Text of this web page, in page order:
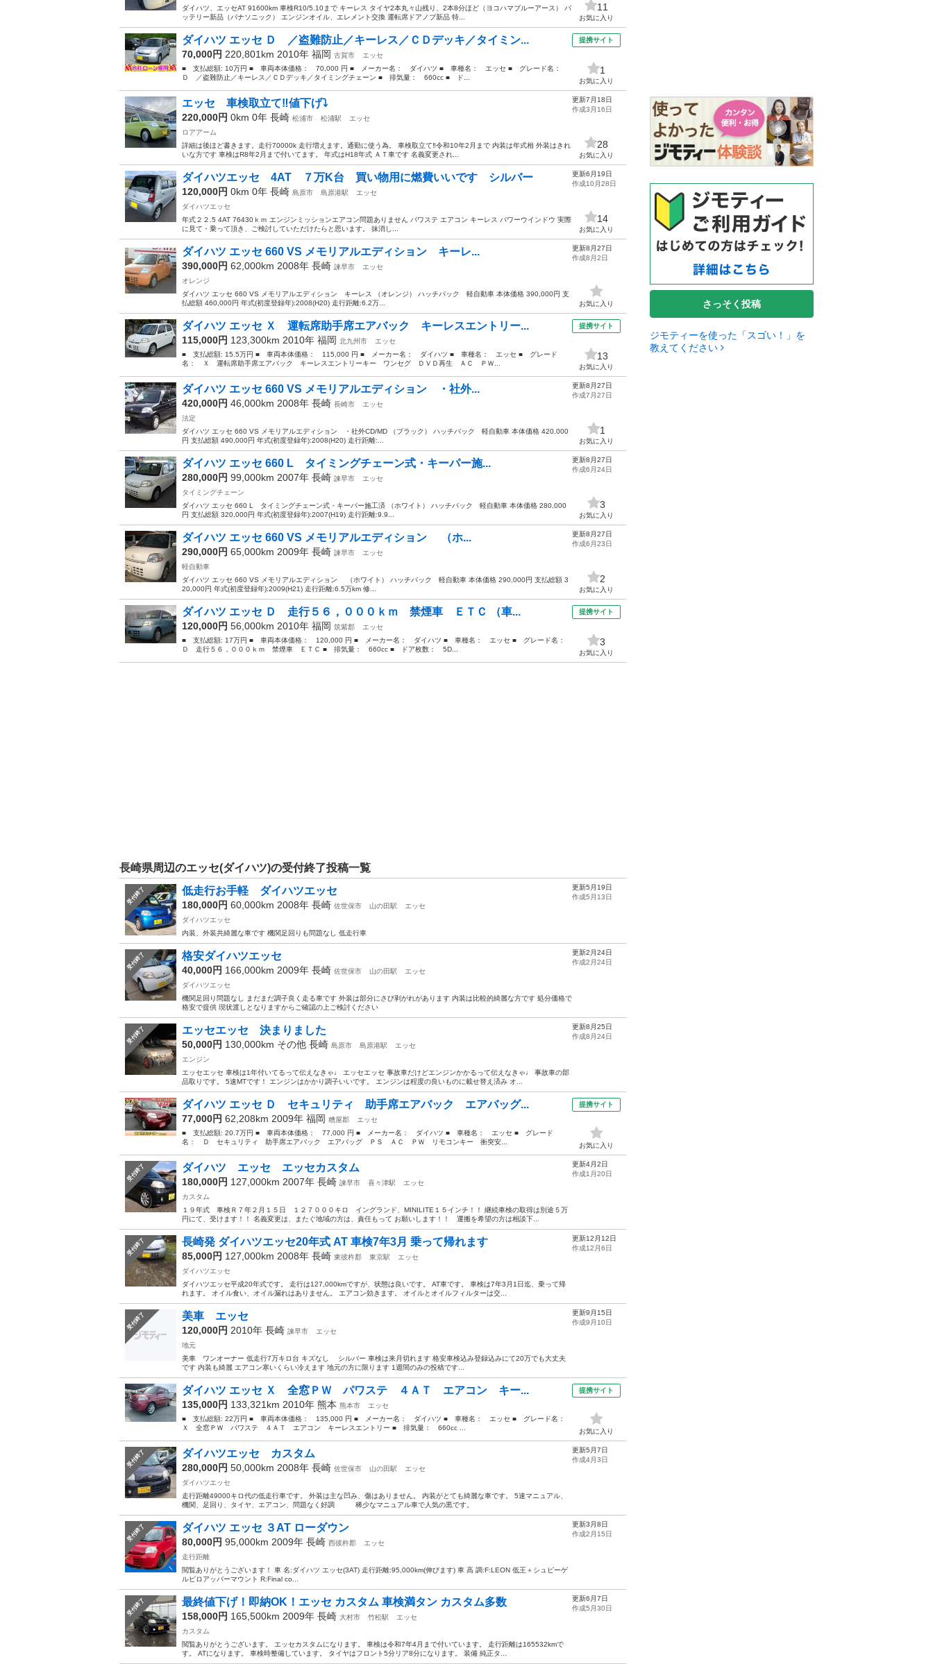
ダイハツ、エッセAT 91600km 車検R10/5.10まで キーレス タイヤ2本丸々山残り、2本8分ほど（ヨコハマブルーアース） バ
ッテリー新品（パナソニック） エンジンオイル、エレメント交換 運転席ドアノブ新品 特...
11
お気に入り
ダイハツ エッセ Ｄ ／盗難防止／キーレス／ＣＤデッキ／タイミン...
70,000円 220,801km 2010年 福岡 古賀市
エッセ
■ 支払総額: 10万円 ■ 車両本体価格： 70,000 円 ■ メーカー名： ダイハツ ■ 車種名： エッセ ■ グレード名：
Ｄ ／盗難防止／キーレス／ＣＤデッキ／タイミングチェーン ■ 排気量： 660cc ■ ド...
提携サイト
1
お気に入り
エッセ 車検取立て‼️値下げ⤵️
220,000円 0km 0年 長崎 松浦市 松浦駅
エッセ
ロアアーム
詳細は後ほど書きます。走行70000k 走行増えます。通勤に使う為。 車検取立て‼️令和10年2月まで 内装は年式相 外装はきれ
いな方です 車検はR8年2月まで付いてます。 年式はH18年式 ＡＴ車です 名義変更され...
更新7月18日
作成3月16日
28
お気に入り
ダイハツエッセ 4AT ７万K台 買い物用に燃費いいです シルバー
120,000円 0km 0年 長崎 島原市 島原港駅
エッセ
ダイハツエッセ
年式２２.5 4AT 76430ｋｍ エンジンミッションエアコン問題ありません パワステ エアコン キーレス パワーウインドウ 実際
に見て・乗って頂き、ご検討していただけたらと思います。 抹消し...
更新6月19日
作成10月28日
14
お気に入り
ダイハツ エッセ 660 VS メモリアルエディション キーレ...
390,000円 62,000km 2008年 長崎 諫早市
エッセ
オレンジ
ダイハツ エッセ 660 VS メモリアルエディション キーレス （オレンジ） ハッチバック 軽自動車 本体価格 390,000円 支
払総額 460,000円 年式(初度登録年):2008(H20) 走行距離:6.2万...
更新8月27日
作成8月2日
お気に入り
ダイハツ エッセ Ｘ 運転席助手席エアバック キーレスエントリー...
115,000円 123,300km 2010年 福岡 北九州市
エッセ
■ 支払総額: 15.5万円 ■ 車両本体価格： 115,000 円 ■ メーカー名： ダイハツ ■ 車種名： エッセ ■ グレード
名： Ｘ 運転席助手席エアバック キーレスエントリーキー ワンセグ ＤＶＤ再生 ＡＣ ＰＷ...
提携サイト
13
お気に入り
ダイハツ エッセ 660 VS メモリアルエディション ・社外...
420,000円 46,000km 2008年 長崎 長崎市
エッセ
法定
ダイハツ エッセ 660 VS メモリアルエディション ・社外CD/MD （ブラック） ハッチバック 軽自動車 本体価格 420,000
円 支払総額 490,000円 年式(初度登録年):2008(H20) 走行距離:...
更新8月27日
作成7月27日
1
お気に入り
ダイハツ エッセ 660 L タイミングチェーン式・キーパー施...
280,000円 99,000km 2007年 長崎 諫早市
エッセ
タイミングチェーン
ダイハツ エッセ 660 L タイミングチェーン式・キーパー施工済 （ホワイト） ハッチバック 軽自動車 本体価格 280,000
円 支払総額 320,000円 年式(初度登録年):2007(H19) 走行距離:9.9...
更新8月27日
作成6月24日
3
お気に入り
ダイハツ エッセ 660 VS メモリアルエディション （ホ...
290,000円 65,000km 2009年 長崎 諫早市
エッセ
軽自動車
ダイハツ エッセ 660 VS メモリアルエディション （ホワイト） ハッチバック 軽自動車 本体価格 290,000円 支払総額 3
20,000円 年式(初度登録年):2009(H21) 走行距離:6.5万km 修...
更新8月27日
作成6月23日
2
お気に入り
ダイハツ エッセ Ｄ 走行５６，０００ｋｍ 禁煙車 ＥＴＣ （車...
120,000円 56,000km 2010年 福岡 筑紫郡
エッセ
■ 支払総額: 17万円 ■ 車両本体価格： 120,000 円 ■ メーカー名： ダイハツ ■ 車種名： エッセ ■ グレード名：
Ｄ 走行５６，０００ｋｍ 禁煙車 ＥＴＣ ■ 排気量： 660cc ■ ドア枚数： 5D...
提携サイト
3
お気に入り
長崎県周辺のエッセ(ダイハツ)の受付終了投稿一覧
受付終了 低走行お手軽 ダイハツエッセ
180,000円 60,000km 2008年 長崎 佐世保市 山の田駅
エッセ
ダイハツエッセ
内装、外装共綺麗な車です 機関足回りも問題なし 低走行車
更新5月19日
作成5月13日
受付終了 格安ダイハツエッセ
40,000円 166,000km 2009年 長崎 佐世保市 山の田駅
エッセ
ダイハツエッセ
機関足回り問題なし まだまだ調子良く走る車です 外装は部分にさび剥がれがあります 内装は比較的綺麗な方です 処分価格で
格安で提供 現状渡しとなりますからご確認の上ご検討ください
更新2月24日
作成2月24日
受付終了 エッセエッセ 決まりました
50,000円 130,000km その他 長崎 島原市 島原港駅
エッセ
エンジン
エッセエッセ 車検は1年付いてるって伝えなきゃ♩ エッセエッセ 事故車だけどエンジンかかるって伝えなきゃ♩ 事故車の部
品取りです。 5速MTです！ エンジンはかかり調子いいです。 エンジンは程度の良いものに載せ替え済み オ...
更新8月25日
作成8月24日
ダイハツ エッセ Ｄ セキュリティ 助手席エアバック エアバッグ...
77,000円 62,208km 2009年 福岡 糟屋郡
エッセ
■ 支払総額: 20.7万円 ■ 車両本体価格： 77,000 円 ■ メーカー名： ダイハツ ■ 車種名： エッセ ■ グレード
名： Ｄ セキュリティ 助手席エアバック エアバッグ ＰＳ ＡＣ ＰＷ リモコンキー 衝突安...
提携サイト
お気に入り
受付終了 ダイハツ エッセ エッセカスタム
180,000円 127,000km 2007年 長崎 諫早市 喜々津駅
エッセ
カスタム
１９年式 車検Ｒ７年２月１５日 １２７０００キロ イングランド、MINILITE１５インチ！！ 継続車検の取得は別途５万
円にて、受けます！！ 名義変更は、またぐ地域の方は、責任もって お願いします！！ 運搬を希望の方は相談下...
更新4月2日
作成1月20日
受付終了 長崎発 ダイハツエッセ20年式 AT 車検7年3月 乗って帰れます
85,000円 127,000km 2008年 長崎 東彼杵郡 東京駅
エッセ
ダイハツエッセ
ダイハツエッセ平成20年式です。 走行は127,000kmですが、状態は良いです。 AT車です。 車検は7年3月1日迄、乗って帰
れます。 オイル食い、オイル漏れはありません。 エアコン効きます。 オイルとオイルフィルターは交...
更新12月12日
作成12月6日
受付終了 美車 エッセ
120,000円 2010年 長崎 諫早市
エッセ
地元
美車 ワンオーナー 低走行7万キロ台 キズなし シルバー 車検は来月切れます 格安車検込み登録込みにて20万でも大丈夫
です 内装も綺麗 エアコン寒いくらい冷えます 地元の方に限ります 1週間のみの投稿です...
更新9月15日
作成9月10日
ダイハツ エッセ Ｘ 全窓ＰＷ パワステ ４ＡＴ エアコン キー...
135,000円 133,321km 2010年 熊本 熊本市
エッセ
■ 支払総額: 22万円 ■ 車両本体価格： 135,000 円 ■ メーカー名： ダイハツ ■ 車種名： エッセ ■ グレード名：
Ｘ 全窓ＰＷ パワステ ４ＡＴ エアコン キーレスエントリー ■ 排気量： 660cc ...
提携サイト
お気に入り
受付終了 ダイハツエッセ カスタム
280,000円 50,000km 2008年 長崎 佐世保市 山の田駅
エッセ
ダイハツエッセ
走行距離49000キロ代の低走行車です。 外装は主な凹み、傷はありません。 内装がとても綺麗な車です。 5速マニュアル、
機関、足回り、タイヤ、エアコン、問題なく好調 稀少なマニュアル車で人気の黒です。
更新5月7日
作成4月3日
受付終了 ダイハツ エッセ ３AT ローダウン
80,000円 95,000km 2009年 長崎 西彼杵郡
エッセ
走行距離
閲覧ありがとうございます！ 車 名:ダイハツ エッセ(3AT) 走行距離:95,000km(伸びます) 車 高 調:F:LEON 低王＋シュピーゲ
ルピロアッパーマウント R:Final co...
更新3月8日
作成2月15日
受付終了 最終値下げ！即納OK！エッセ カスタム 車検満タン カスタム多数
158,000円 165,500km 2009年 長崎 大村市 竹松駅
エッセ
カスタム
閲覧ありがとうございます。 エッセカスタムになります。 車検は令和7年4月まで付いています。 走行距離は165532kmで
す。 ATになります。 車検時整備しています。 タイヤはフロント5分リア8分になります。 装備 純正タ...
更新6月7日
作成5月30日
さっそく投稿
ジモティーを使った「スゴい！」を
教えてください